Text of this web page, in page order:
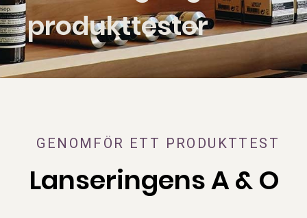
produkttester
GENOMFÖR ETT PRODUKTTEST
Lanseringens A & O